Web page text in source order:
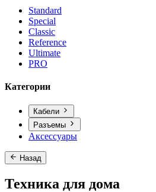
Standard
Special
Classic
Reference
Ultimate
PRO
Категории
Кабели
Разъемы
Аксессуары
Назад
Техника для дома